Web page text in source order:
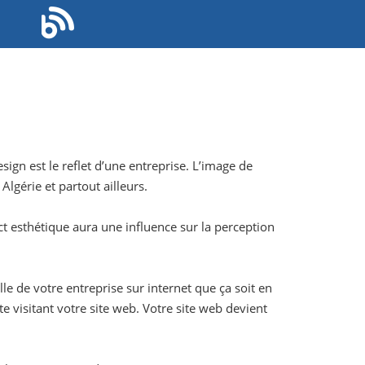
est le reflet d’une entreprise. L’image de
et partout ailleurs.
esthétique aura une influence sur la perception
de votre entreprise sur internet que ça soit en
visitant votre site web. Votre site web devient